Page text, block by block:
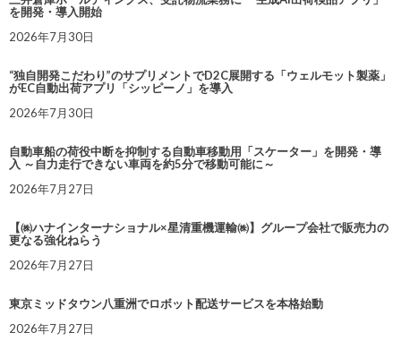
を開発・導入開始
2026年7月30日
“独自開発こだわり”のサプリメントでD2C展開する「ウェルモット製薬」
がEC自動出荷アプリ「シッピーノ」を導入
2026年7月30日
自動車船の荷役中断を抑制する自動車移動用「スケーター」を開発・導
入 ～自力走行できない車両を約5分で移動可能に～
2026年7月27日
【㈱ハナインターナショナル×星清重機運輸㈱】グループ会社で販売力の
更なる強化ねらう
2026年7月27日
東京ミッドタウン八重洲でロボット配送サービスを本格始動
2026年7月27日